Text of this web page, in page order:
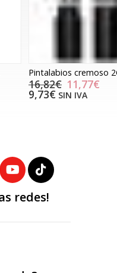
cremoso 2C
11,77€
SIN IVA
redes!